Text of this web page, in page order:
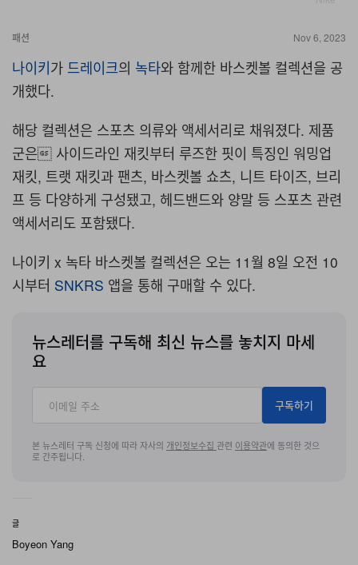
패션 Nov 6, 2023
나이키가 드레이크의 녹타와 함께한 바스켓볼 컬렉션을 공
개했다.
해당 컬렉션은 스포츠 의류와 액세서리로 채워졌다. 제품
군은 사이드라인 재킷부터 루즈한 핏이 특징인 워밍업
재킷, 트랫 재킷과 팬츠, 바스켓볼 쇼츠, 니트 타이즈, 브리
프 등 다양하게 구성됐고, 헤드밴드와 양말 등 스포츠 관련
액세서리도 포함됐다.
나이키 x 녹타 바스켓볼 컬렉션은 오는 11월 8일 오전 10
시부터 SNKRS 앱을 통해 구매할 수 있다.
뉴스레터를 구독해 최신 뉴스를 놓치지 마세
요
구독하기
본 뉴스레터 구독 신청에 따라 자사의 개인정보수집 관련 이용약관에 동의한 것으
로 간주됩니다.
글
Boyeon Yang